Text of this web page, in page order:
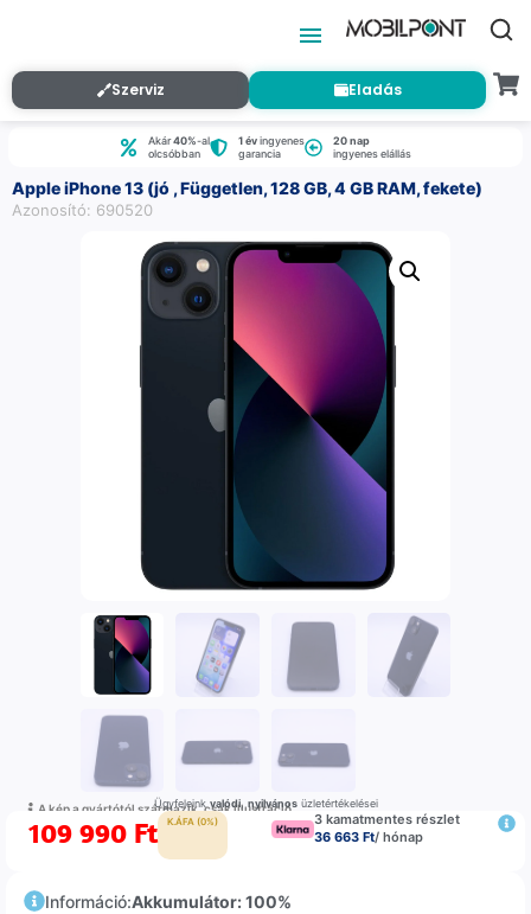
Szerviz Eladás
Akár40%-al
olcsóbban
1 évingyenes
garancia
20 nap
ingyenes elállás
Apple iPhone 13 (jó , Független, 128 GB, 4 GB RAM, fekete)
Azonosító: 690520
A kép a gyártótól származik, csak illustráció
Ügyfeleinkvalódi,nyilvánosüzletértékelései
109 990 Ft K.ÁFA (0%)
3 kamatmentes részlet
36 663 Ft/ hónap
Információ:Akkumulátor: 100%